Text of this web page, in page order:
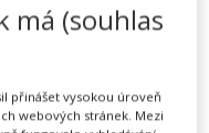
má (souhlas
přinášet vysokou úroveň
webových stránek. Mezi